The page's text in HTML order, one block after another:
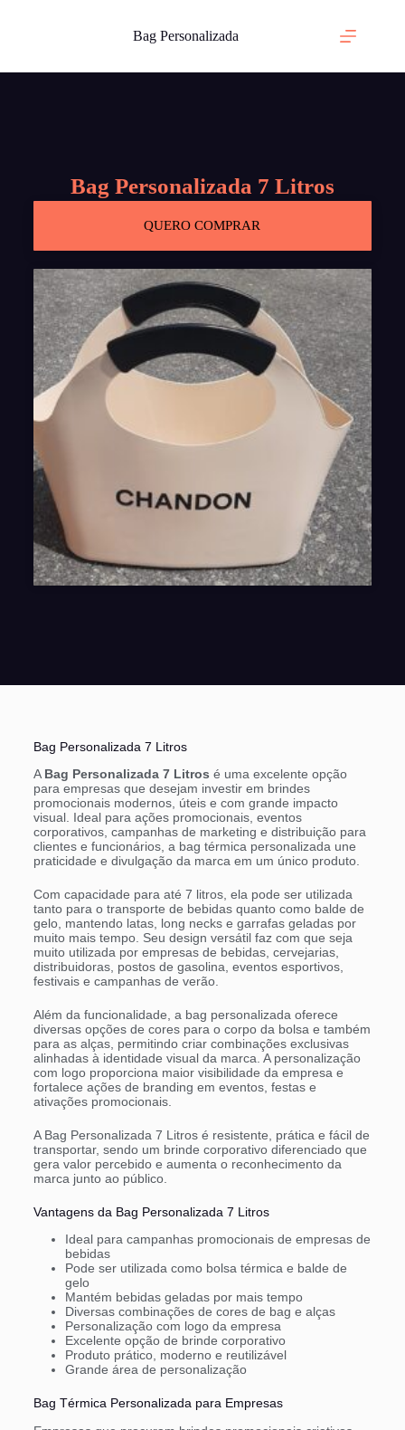
Bag Personalizada
Bag Personalizada 7 Litros
QUERO COMPRAR
Bag Personalizada 7 Litros
A Bag Personalizada 7 Litros é uma excelente opção
para empresas que desejam investir em brindes
promocionais modernos, úteis e com grande impacto
visual. Ideal para ações promocionais, eventos
corporativos, campanhas de marketing e distribuição para
clientes e funcionários, a bag térmica personalizada une
praticidade e divulgação da marca em um único produto.
Com capacidade para até 7 litros, ela pode ser utilizada
tanto para o transporte de bebidas quanto como balde de
gelo, mantendo latas, long necks e garrafas geladas por
muito mais tempo. Seu design versátil faz com que seja
muito utilizada por empresas de bebidas, cervejarias,
distribuidoras, postos de gasolina, eventos esportivos,
festivais e campanhas de verão.
Além da funcionalidade, a bag personalizada oferece
diversas opções de cores para o corpo da bolsa e também
para as alças, permitindo criar combinações exclusivas
alinhadas à identidade visual da marca. A personalização
com logo proporciona maior visibilidade da empresa e
fortalece ações de branding em eventos, festas e
ativações promocionais.
A Bag Personalizada 7 Litros é resistente, prática e fácil de
transportar, sendo um brinde corporativo diferenciado que
gera valor percebido e aumenta o reconhecimento da
marca junto ao público.
Vantagens da Bag Personalizada 7 Litros
Ideal para campanhas promocionais de empresas de
bebidas
Pode ser utilizada como bolsa térmica e balde de
gelo
Mantém bebidas geladas por mais tempo
Diversas combinações de cores de bag e alças
Personalização com logo da empresa
Excelente opção de brinde corporativo
Produto prático, moderno e reutilizável
Grande área de personalização
Bag Térmica Personalizada para Empresas